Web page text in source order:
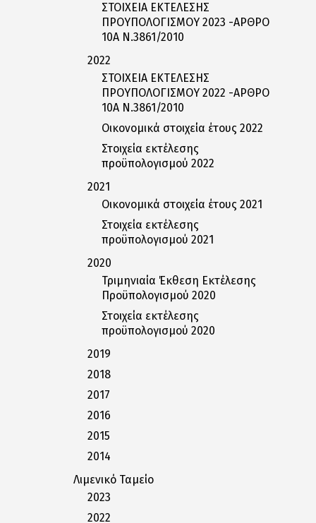
ΣΤΟΙΧΕΙΑ ΕΚΤΕΛΕΣΗΣ
ΠΡΟΥΠΟΛΟΓΙΣΜΟΥ 2023 -ΑΡΘΡΟ
10Α Ν.3861/2010
2022
ΣΤΟΙΧΕΙΑ ΕΚΤΕΛΕΣΗΣ
ΠΡΟΥΠΟΛΟΓΙΣΜΟΥ 2022 -ΑΡΘΡΟ
10Α Ν.3861/2010
Οικονομικά στοιχεία έτους 2022
Στοιχεία εκτέλεσης
προϋπολογισμού 2022
2021
Οικονομικά στοιχεία έτους 2021
Στοιχεία εκτέλεσης
προϋπολογισμού 2021
2020
Τριμηνιαία Έκθεση Εκτέλεσης
Προϋπολογισμού 2020
Στοιχεία εκτέλεσης
προϋπολογισμού 2020
2019
2018
2017
2016
2015
2014
Λιμενικό Ταμείο
2023
2022